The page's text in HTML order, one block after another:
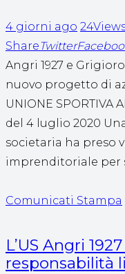
4 giorni ago
ShareTwitter
Angri 1927 e
nuovo progetto di
UNIONE SPORTIVA
del 4 luglio 2020
societaria ha preso
imprenditoriale per
Comunicati Stampa
L’US Angri
responsabilità